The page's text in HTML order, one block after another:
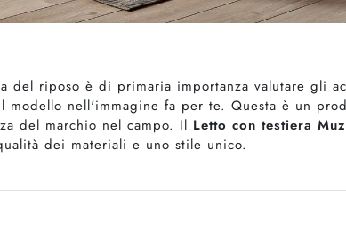
del riposo è di primaria importanza valutare gli
nell'immagine fa per te. Questa è un
del marchio nel campo. Il Letto con testiera
dei materiali e uno stile unico.